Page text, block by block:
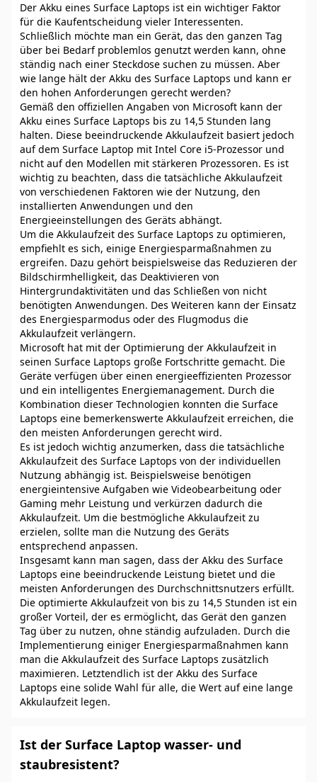
Der Akku eines Surface Laptops ist ein wichtiger Faktor
für die Kaufentscheidung vieler Interessenten.
Schließlich möchte man ein Gerät, das den ganzen Tag
über bei Bedarf problemlos genutzt werden kann, ohne
ständig nach einer Steckdose suchen zu müssen. Aber
wie lange hält der Akku des Surface Laptops und kann er
den hohen Anforderungen gerecht werden?
Gemäß den offiziellen Angaben von Microsoft kann der
Akku eines Surface Laptops bis zu 14,5 Stunden lang
halten. Diese beeindruckende Akkulaufzeit basiert jedoch
auf dem Surface Laptop mit Intel Core i5-Prozessor und
nicht auf den Modellen mit stärkeren Prozessoren. Es ist
wichtig zu beachten, dass die tatsächliche Akkulaufzeit
von verschiedenen Faktoren wie der Nutzung, den
installierten Anwendungen und den
Energieeinstellungen des Geräts abhängt.
Um die Akkulaufzeit des Surface Laptops zu optimieren,
empfiehlt es sich, einige Energiesparmaßnahmen zu
ergreifen. Dazu gehört beispielsweise das Reduzieren der
Bildschirmhelligkeit, das Deaktivieren von
Hintergrundaktivitäten und das Schließen von nicht
benötigten Anwendungen. Des Weiteren kann der Einsatz
des Energiesparmodus oder des Flugmodus die
Akkulaufzeit verlängern.
Microsoft hat mit der Optimierung der Akkulaufzeit in
seinen Surface Laptops große Fortschritte gemacht. Die
Geräte verfügen über einen energieeffizienten Prozessor
und ein intelligentes Energiemanagement. Durch die
Kombination dieser Technologien konnten die Surface
Laptops eine bemerkenswerte Akkulaufzeit erreichen, die
den meisten Anforderungen gerecht wird.
Es ist jedoch wichtig anzumerken, dass die tatsächliche
Akkulaufzeit des Surface Laptops von der individuellen
Nutzung abhängig ist. Beispielsweise benötigen
energieintensive Aufgaben wie Videobearbeitung oder
Gaming mehr Leistung und verkürzen dadurch die
Akkulaufzeit. Um die bestmögliche Akkulaufzeit zu
erzielen, sollte man die Nutzung des Geräts
entsprechend anpassen.
Insgesamt kann man sagen, dass der Akku des Surface
Laptops eine beeindruckende Leistung bietet und die
meisten Anforderungen des Durchschnittsnutzers erfüllt.
Die optimierte Akkulaufzeit von bis zu 14,5 Stunden ist ein
großer Vorteil, der es ermöglicht, das Gerät den ganzen
Tag über zu nutzen, ohne ständig aufzuladen. Durch die
Implementierung einiger Energiesparmaßnahmen kann
man die Akkulaufzeit des Surface Laptops zusätzlich
maximieren. Letztendlich ist der Akku des Surface
Laptops eine solide Wahl für alle, die Wert auf eine lange
Akkulaufzeit legen.
Ist der Surface Laptop wasser- und
staubresistent?